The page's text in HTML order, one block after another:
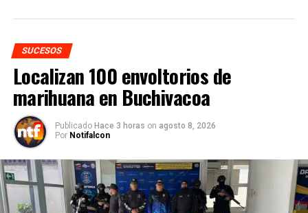
SUCESOS
Localizan 100 envoltorios de
marihuana en Buchivacoa
Publicado Hace 3 horas on agosto 8, 2026
Por Notifalcon